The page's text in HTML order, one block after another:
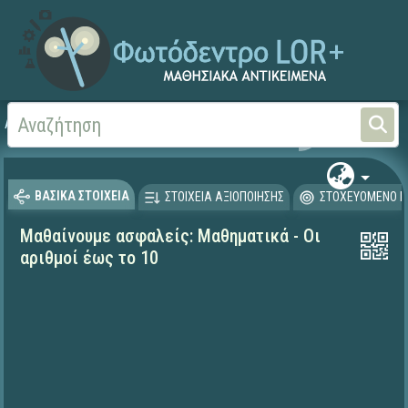
Αρχική Μαθαίνουμε στο Σπίτι
ΒΑΣΙΚΑ ΣΤΟΙΧΕΙΑ ΣΤΟΙΧΕΙΑ ΑΞΙΟΠΟΙΗΣΗΣ ΣΤΟΧΕΥΟΜΕΝΟ
Μαθαίνουμε ασφαλείς: Μαθηματικά - Οι
αριθμοί έως το 10